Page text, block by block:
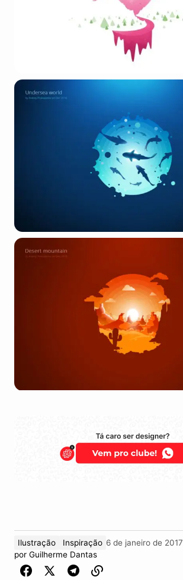
Ilustração Inspiração 6 de janeiro de 2017
por Guilherme Dantas